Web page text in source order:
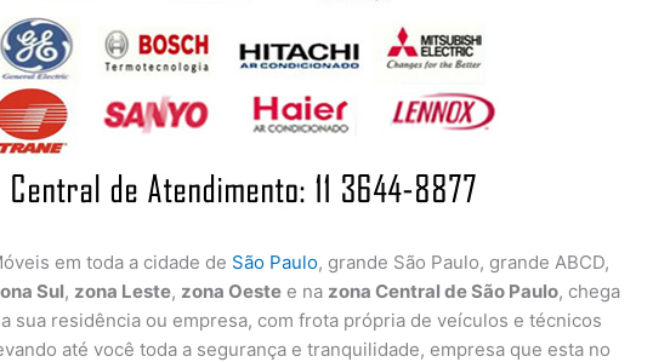
em toda a cidade de São Paulo, grande São Paulo, grande ABCD,
Sul, zona Leste, zona Oeste e na zona Central de São Paulo, chega
sua residência ou empresa, com frota própria de veículos e técnicos
até você toda a segurança e tranquilidade, empresa que esta no